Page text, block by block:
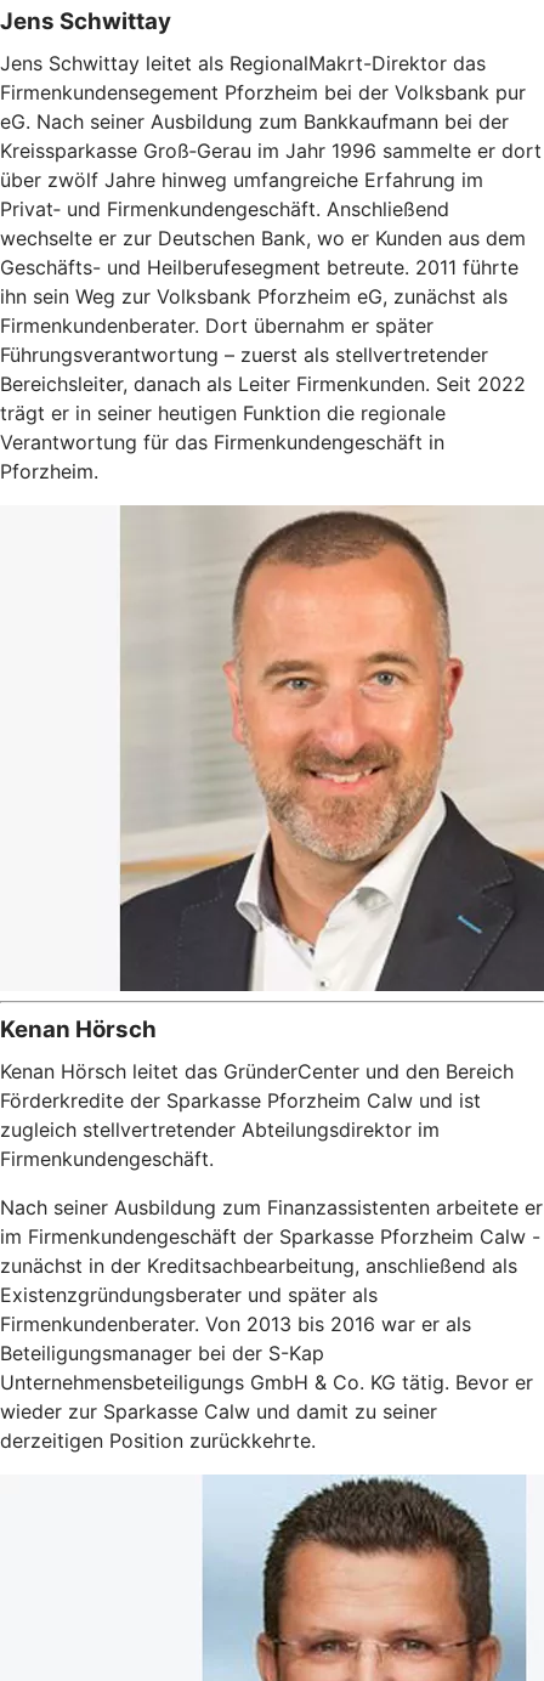
Jens Schwittay
Jens Schwittay leitet als RegionalMakrt-Direktor das
Firmenkundensegement Pforzheim bei der Volksbank pur
eG. Nach seiner Ausbildung zum Bankkaufmann bei der
Kreissparkasse Groß‑Gerau im Jahr 1996 sammelte er dort
über zwölf Jahre hinweg umfangreiche Erfahrung im
Privat‑ und Firmenkundengeschäft. Anschließend
wechselte er zur Deutschen Bank, wo er Kunden aus dem
Geschäfts- und Heilberufesegment betreute. 2011 führte
ihn sein Weg zur Volksbank Pforzheim eG, zunächst als
Firmenkundenberater. Dort übernahm er später
Führungsverantwortung – zuerst als stellvertretender
Bereichsleiter, danach als Leiter Firmenkunden. Seit 2022
trägt er in seiner heutigen Funktion die regionale
Verantwortung für das Firmenkundengeschäft in
Pforzheim.
Kenan Hörsch
Kenan Hörsch leitet das GründerCenter und den Bereich
Förderkredite der Sparkasse Pforzheim Calw und ist
zugleich stellvertretender Abteilungsdirektor im
Firmenkundengeschäft.
Nach seiner Ausbildung zum Finanzassistenten arbeitete er
im Firmenkundengeschäft der Sparkasse Pforzheim Calw -
zunächst in der Kreditsachbearbeitung, anschließend als
Existenzgründungsberater und später als
Firmenkundenberater. Von 2013 bis 2016 war er als
Beteiligungsmanager bei der S-Kap
Unternehmensbeteiligungs GmbH & Co. KG tätig. Bevor er
wieder zur Sparkasse Calw und damit zu seiner
derzeitigen Position zurückkehrte.